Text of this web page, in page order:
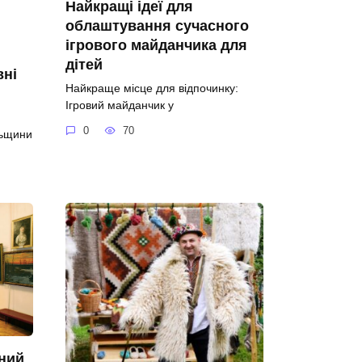
Найкращі ідеї для
облаштування сучасного
ігрового майданчика для
дітей
Найкраще місце для відпочинку:
Ігровий майданчик у
0 70